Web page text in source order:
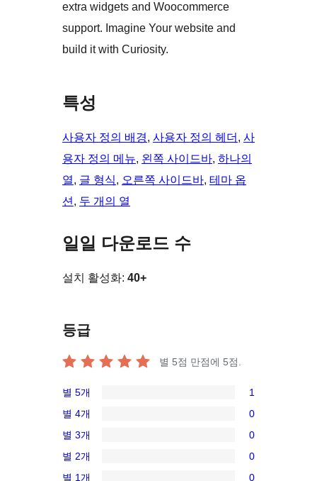
extra widgets and Woocommerce
support. Imagine Your website and
build it with Curiosity.
특성
사용자 정의 배경, 사용자 정의 헤더 , 사
용자 정의 메뉴, 왼쪽 사이드바, 하나의
열, 글 형식, 오른쪽 사이드바, 테마 옵
션 , 두 개의 열
일일 다운로드 수
설치 활성화: 40+
등급
별 5점 만점에 5점.
1/5-
별
점
후
기
별 5개 1
0/4-
별
점
후
별 4개 0
0/3-
별
별 3개 0
0/2-
별 2개 0
별 1개 0